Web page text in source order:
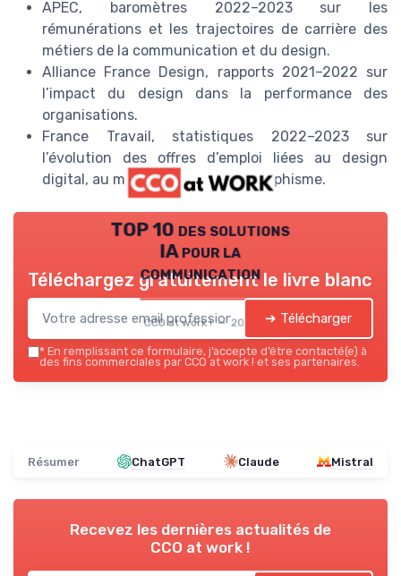
APEC, baromètres 2022–2023 sur les
rémunérations et les trajectoires de carrière des
métiers de la communication et du design.
Alliance France Design, rapports 2021–2022 sur
l’impact du design dans la performance des
organisations.
France Travail, statistiques 2022–2023 sur
l’évolution des offres d’emploi liées au design
digital, au motion design et au graphisme.
TOP 10 des solutions
IA pour la
communication
CCO at work ! — 2026
Téléchargez gratuitement le livre blanc
➔ Télécharger
* En remplissant ce formulaire, j’accepte d’être contacté(e) à
des fins commerciales par CCO at work ! et ses partenaires.
Résumer ChatGPT Claude Mistral
Recevez les dernières actualités de
CCO at work !